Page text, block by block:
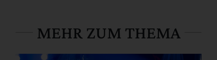
MEHR ZUM THEMA